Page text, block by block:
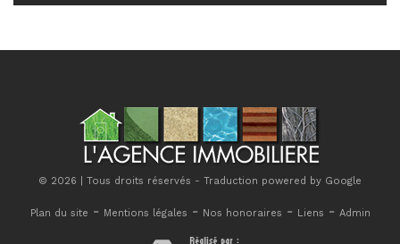
© 2026 | Tous droits réservés - Traduction powered by Google
Plan du site - Mentions légales - Nos honoraires - Liens - Admin